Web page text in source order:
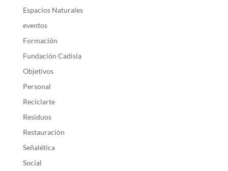
Espacios Naturales
eventos
Formación
Fundación Cadisla
Objetivos
Personal
Reciclarte
Residuos
Restauración
Señalética
Social